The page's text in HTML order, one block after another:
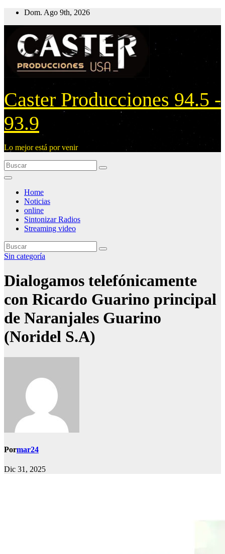
Dom. Ago 9th, 2026
Caster Producciones 94.5 -
93.9
Lo mejor está por venir
Home
Noticias
online
Sintonizar Radios
Streaming video
Sin categoría
Dialogamos telefónicamente
con Ricardo Guarino principal
de Naranjales Guarino
(Noridel S.A)
Pormar24
Dic 31, 2025